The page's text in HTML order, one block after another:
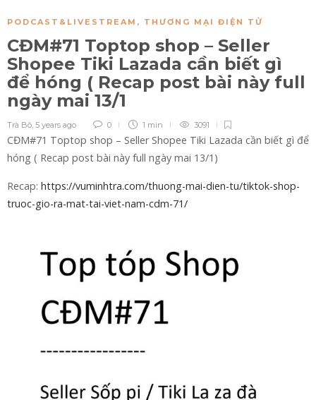
PODCAST&LIVESTREAM , THƯƠNG MẠI ĐIỆN TỬ
CĐM#71 Toptop shop – Seller
Shopee Tiki Lazada cần biết gì
để hóng ( Recap post bài này full
ngày mai 13/1
Trà Bô, 5 years ago 0 1 min 3091
CĐM#71 Toptop shop – Seller Shopee Tiki Lazada cần biết gì để
hóng ( Recap post bài này full ngày mai 13/1)
Recap: https://vuminhtra.com/thuong-mai-dien-tu/tiktok-shop-
truoc-gio-ra-mat-tai-viet-nam-cdm-71/